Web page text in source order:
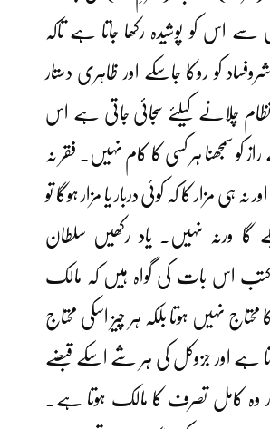
اس کو پوشیدہ رکھا جاتا ہے تاکہ
کو روکا جاسکے اور ظاہری دستار
چلانے کیلئے سجائی جاتی ہے اس
کو سمجھنا ہر کسی کا کام نہیں۔ فقر نہ
نہ ہی مزار کا کہ کوئی دربار یا مزار ہوگا تو
ورنہ نہیں۔ یاد رکھیں سلطان
کتب اس بات کی گواہ ہیں کہ مالک
محتاج نہیں ہوتا بلکہ ہر چیز اسکی محتاج
ہے اور جزوکل کی ہر شے اسکے قبضے
وہ کامل تصرف کا مالک ہوتا ہے۔